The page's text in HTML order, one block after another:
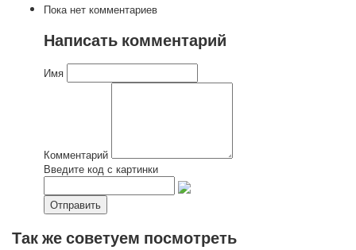
Пока нет комментариев
Написать комментарий
Имя
Комментарий
Введите код с картинки
Так же советуем посмотреть